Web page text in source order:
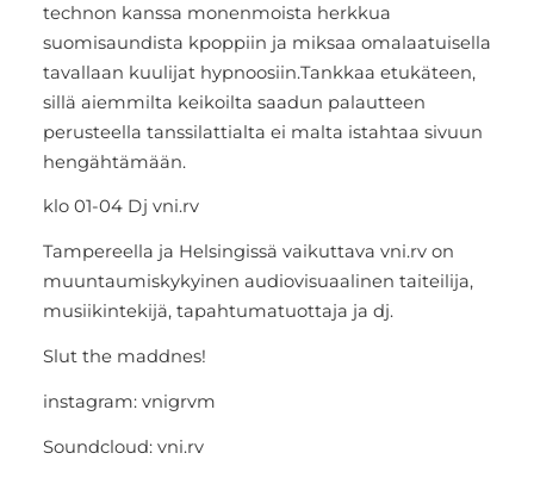
technon kanssa monenmoista herkkua
suomisaundista kpoppiin ja miksaa omalaatuisella
tavallaan kuulijat hypnoosiin.Tankkaa etukäteen,
sillä aiemmilta keikoilta saadun palautteen
perusteella tanssilattialta ei malta istahtaa sivuun
hengähtämään.
klo 01-04 Dj vni.rv
Tampereella ja Helsingissä vaikuttava vni.rv on
muuntaumiskykyinen audiovisuaalinen taiteilija,
musiikintekijä, tapahtumatuottaja ja dj.
Slut the maddnes!
instagram: vnigrvm
Soundcloud: vni.rv